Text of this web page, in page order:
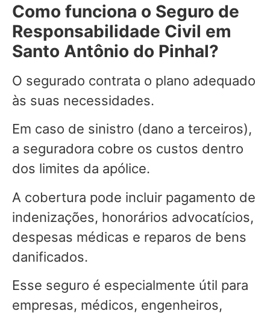
Como funciona o Seguro de
Responsabilidade Civil em
Santo Antônio do Pinhal?
O segurado contrata o plano adequado
às suas necessidades.
Em caso de sinistro (dano a terceiros),
a seguradora cobre os custos dentro
dos limites da apólice.
A cobertura pode incluir pagamento de
indenizações, honorários advocatícios,
despesas médicas e reparos de bens
danificados.
Esse seguro é especialmente útil para
empresas, médicos, engenheiros,